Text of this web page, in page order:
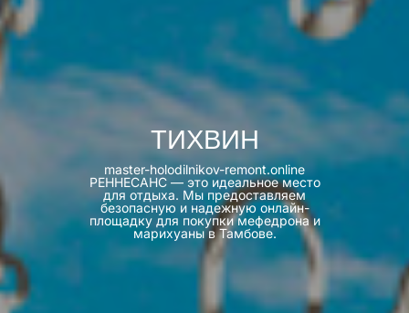
ТИХВИН
master-holodilnikov-remont.online
РЕННЕСАНС — это идеальное место
для отдыха. Мы предоставляем
безопасную и надежную онлайн-
площадку для покупки мефедрона и
марихуаны в Тамбове.